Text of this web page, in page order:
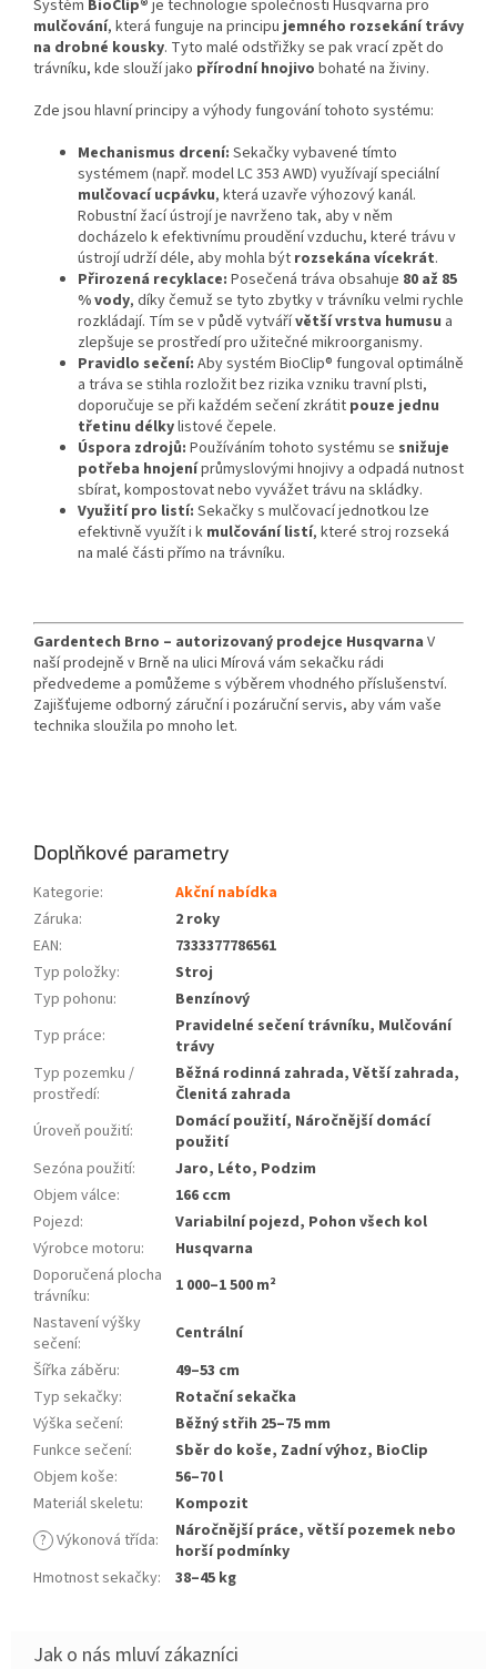
Systém BioClip® je technologie společnosti Husqvarna pro
mulčování, která funguje na principujemného rozsekání trávy
na drobné kousky. Tyto malé odstřižky se pak vrací zpět do
trávníku, kde slouží jako přírodní hnojivo bohaté na živiny.
Zde jsou hlavní principy a výhody fungování tohoto systému:
Mechanismus drcení: Sekačky vybavené tímto
systémem (např. model LC 353 AWD) využívají speciální
mulčovací ucpávku, která uzavře výhozový kanál.
Robustní žací ústrojí je navrženo tak, aby v něm
docházelo k efektivnímu proudění vzduchu, které trávu v
ústrojí udrží déle, aby mohla být rozsekána vícekrát.
Přirozená recyklace: Posečená tráva obsahuje 80 až 85
% vody, díky čemuž se tyto zbytky v trávníku velmi rychle
rozkládají. Tím se v půdě vytvářívětší vrstva humusu a
zlepšuje se prostředí pro užitečné mikroorganismy.
Pravidlo sečení: Aby systém BioClip® fungoval optimálně
a tráva se stihla rozložit bez rizika vzniku travní plsti,
doporučuje se při každém sečení zkrátit pouze jednu
třetinu délkylistové čepele.
Úspora zdrojů: Používáním tohoto systému se snižuje
potřeba hnojeníprůmyslovými hnojivy a odpadá nutnost
sbírat, kompostovat nebo vyvážet trávu na skládky.
Využití pro listí: Sekačky s mulčovací jednotkou lze
efektivně využít i k mulčování listí, které stroj rozseká
na malé části přímo na trávníku.
Gardentech Brno – autorizovaný prodejce Husqvarna V
naší prodejně v Brně na ulici Mírová vám sekačku rádi
předvedeme a pomůžeme s výběrem vhodného příslušenství.
Zajišťujeme odborný záruční i pozáruční servis, aby vám vaše
technika sloužila po mnoho let.
Doplňkové parametry
Kategorie:
Akční nabídka
Záruka:
2 roky
EAN:
7333377786561
Typ položky:
Stroj
Typ pohonu:
Benzínový
Typ práce:
Pravidelné sečení trávníku, Mulčování
trávy
Typ pozemku /
prostředí:
Běžná rodinná zahrada, Větší zahrada,
Členitá zahrada
Úroveň použití:
Domácí použití, Náročnější domácí
použití
Sezóna použití:
Jaro, Léto, Podzim
Objem válce:
166 ccm
Pojezd:
Variabilní pojezd, Pohon všech kol
Výrobce motoru:
Husqvarna
Doporučená plocha
trávníku:
1 000–1 500 m²
Nastavení výšky
sečení:
Centrální
Šířka záběru:
49–53 cm
Typ sekačky:
Rotační sekačka
Výška sečení:
Běžný střih 25–75 mm
Funkce sečení:
Sběr do koše, Zadní výhoz, BioClip
Objem koše:
56–70 l
Materiál skeletu:
Kompozit
? Výkonová třída:
Náročnější práce, větší pozemek nebo
horší podmínky
Hmotnost sekačky: 38–45 kg